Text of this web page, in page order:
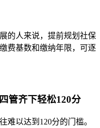
的人来说，提前规划社保
费基数和缴纳年限，可逐
管齐下轻松120分
难以达到120分的门槛。